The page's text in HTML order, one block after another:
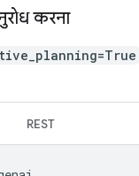
करना
REST